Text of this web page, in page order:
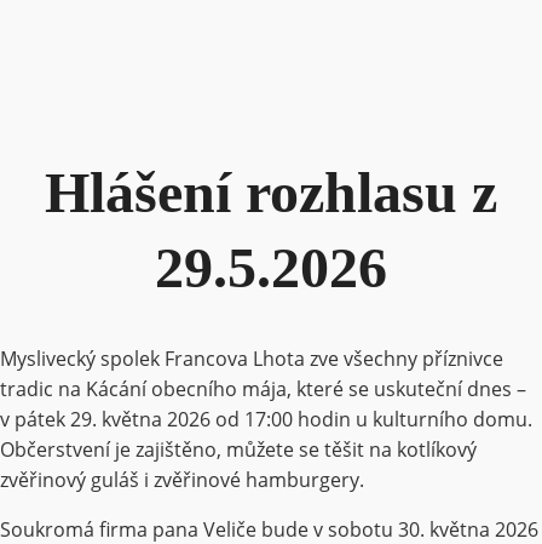
Hlášení rozhlasu z
29.5.2026
Myslivecký spolek Francova Lhota zve všechny příznivce
tradic na Kácání obecního mája, které se uskuteční dnes –
v pátek 29. května 2026 od 17:00 hodin u kulturního domu.
Občerstvení je zajištěno, můžete se těšit na kotlíkový
zvěřinový guláš i zvěřinové hamburgery.
Soukromá firma pana Veliče bude v sobotu 30. května 2026